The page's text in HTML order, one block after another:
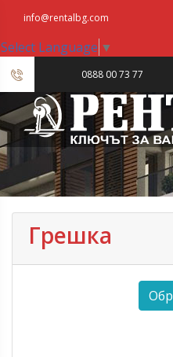
info@rentalbg.com
Select Language ▼
0888 00 73 77
23
Грешка